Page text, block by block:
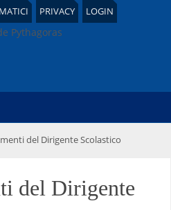
PRIVACY LOGIN
del Dirigente Scolastico
del Dirigente